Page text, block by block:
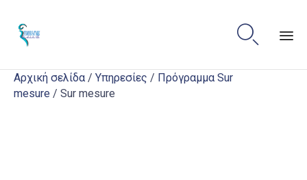

Αρχική σελίδα / Υπηρεσίες / Πρόγραμμα Sur
mesure / Sur mesure